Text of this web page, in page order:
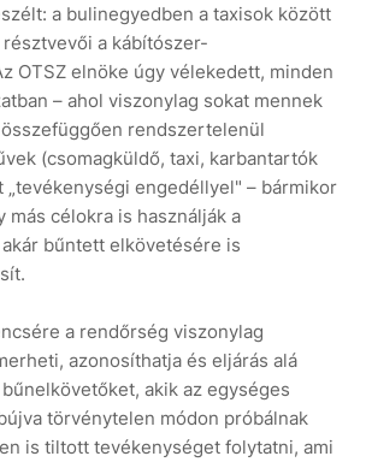
a bulinegyedben a taxisok között
a kábítószer-
OTSZ elnöke úgy vélekedett, minden
– ahol viszonylag sokat mennek
rendszertelenül
(csomagküldő, taxi, karbantartók
„tevékenységi engedéllyel" – bármikor
más célokra is használják a
bűntett elkövetésére is
a rendőrség viszonylag
azonosíthatja és eljárás alá
akik az egységes
törvénytelen módon próbálnak
is tiltott tevékenységet folytatni, ami